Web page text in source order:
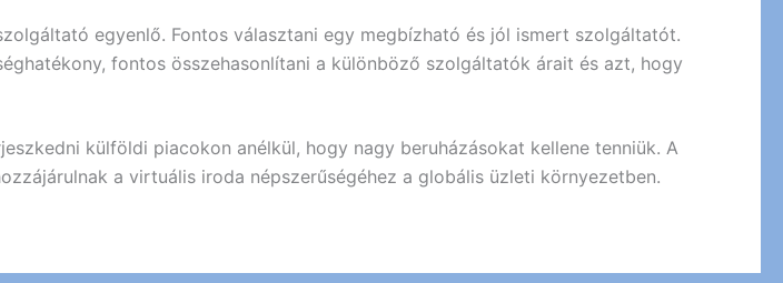
egyenlő. Fontos választani egy megbízható és jól ismert szolgáltatót.
fontos összehasonlítani a különböző szolgáltatók árait és azt, hogy
külföldi piacokon anélkül, hogy nagy beruházásokat kellene tenniük. A
a virtuális iroda népszerűségéhez a globális üzleti környezetben.